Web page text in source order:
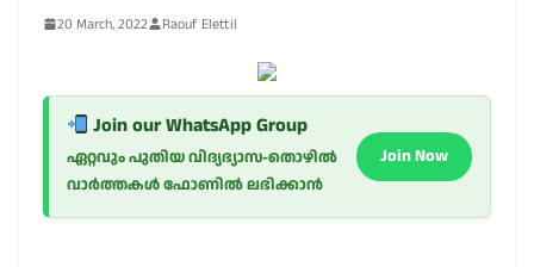
20 March, 2022 Raouf Elettil
Join our WhatsApp Group
ഏറ്റവും പുതിയ വിദ്യഭ്യാസ-തൊഴിൽ
വാർത്തകൾ ഫോണിൽ ലഭിക്കാൻ
Join Now